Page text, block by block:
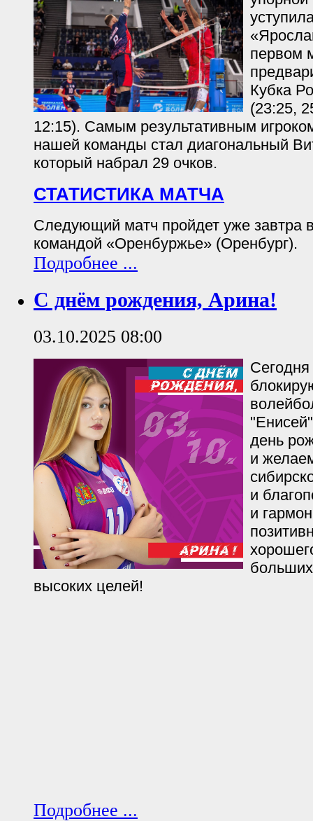
первом
Кубка
(23:25,
12:15). Самым результативным
нашей команды стал диагональный
который набрал 29 очков.
СТАТИСТИКА МАТЧА
Следующий матч пройдет уже завтра
командой «Оренбуржье» (Оренбург).
Подробнее ...
С днём рождения, Арина!
03.10.2025 08:00
день
и
и
и
высоких целей!
Подробнее ...